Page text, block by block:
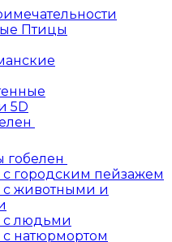
Птицы
5D
гобелен
с городским пейзажем
с животными и
с людьми
с натюрмортом